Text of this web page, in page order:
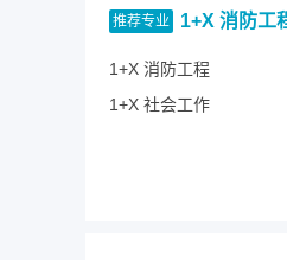
推荐专业 1+X 消防工
1+X 消防工程
1+X 社会工作